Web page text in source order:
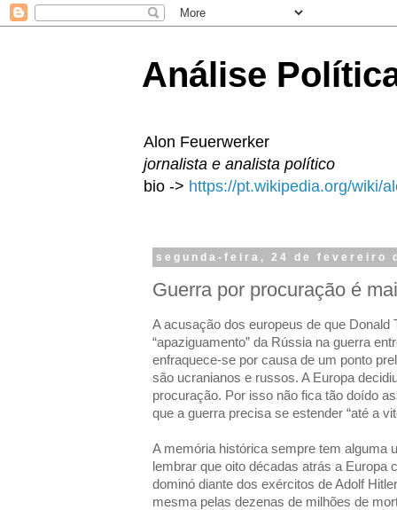
Análise
Alon Feuerwerker
jornalista e analista político
bio -> https://pt.wikipedia.org/wiki/
segunda-feira, 24 de fevereiro
Guerra por procuração é
A acusação dos europeus de que Donald
“apaziguamento” da Rússia na guerra
enfraquece-se por causa de um ponto
são ucranianos e russos. A Europa
procuração. Por isso não fica tão doído
que a guerra precisa se estender “até a
A memória histórica sempre tem alguma
lembrar que oito décadas atrás a Europa
dominó diante dos exércitos de Adolf
mesma pelas dezenas de milhões de